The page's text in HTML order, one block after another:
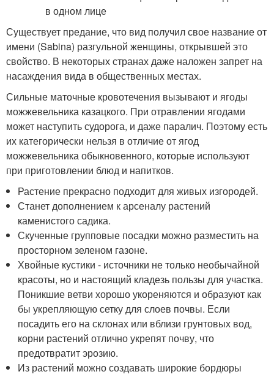
Существует предание, что вид получил свое название от
имени (Sabina) разгульной женщины, открывшей это
свойство. В некоторых странах даже наложен запрет на
насаждения вида в общественных местах.
Сильные маточные кровотечения вызывают и ягоды
можжевельника казацкого. При отравлении ягодами
может наступить судорога, и даже паралич. Поэтому есть
их категорически нельзя в отличие от ягод
можжевельника обыкновенного, которые используют
при приготовлении блюд и напитков.
Растение прекрасно подходит для живых изгородей.
Станет дополнением к арсеналу растений
каменистого садика.
Скученные групповые посадки можно разместить на
просторном зеленом газоне.
Хвойные кустики - источники не только необычайной
красоты, но и настоящий кладезь пользы для участка.
Поникшие ветви хорошо укореняются и образуют как
бы укрепляющую сетку для слоев почвы. Если
посадить его на склонах или вблизи грунтовых вод,
корни растений отлично укрепят почву, что
предотвратит эрозию.
Из растений можно создавать широкие бордюры